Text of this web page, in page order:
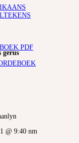
PDF
gerus
@ 9:40 nm